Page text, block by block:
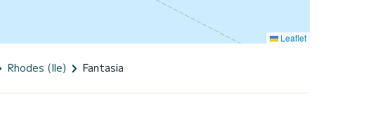
Leaflet
Rhodes (Ile) Fantasia